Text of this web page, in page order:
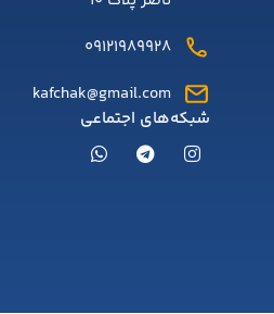
09121989928
kafchak@gmail.com
شبکه‌های اجتماعی